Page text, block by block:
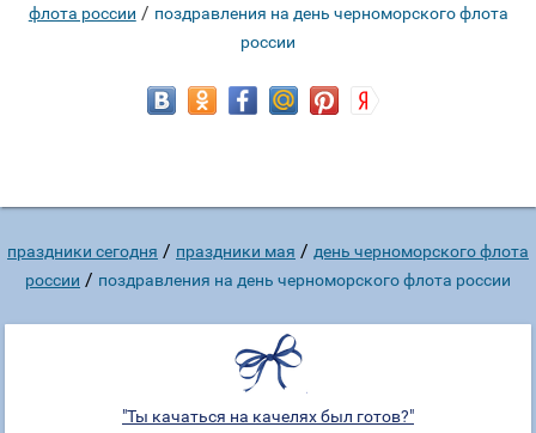
флота россии / поздравления на день черноморского флота
россии
праздники сегодня / праздники мая / день черноморского флота
россии / поздравления на день черноморского флота россии
"Ты качаться на качелях был готов?"